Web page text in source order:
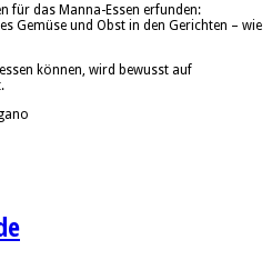
für das Manna-Essen erfunden:
Gemüse und Obst in den Gerichten – wie
können, wird bewusst auf